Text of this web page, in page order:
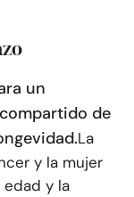
un
de
La
y la mujer
y la